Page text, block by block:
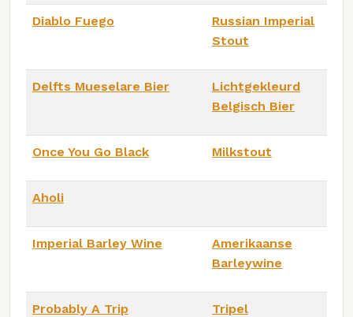
Diablo Fuego
Russian Imperial
Stout
Delfts Mueselare Bier
Lichtgekleurd
Belgisch Bier
Once You Go Black Milkstout
Aholi
Imperial Barley Wine
Amerikaanse
Barleywine
Probably A Trip Tripel